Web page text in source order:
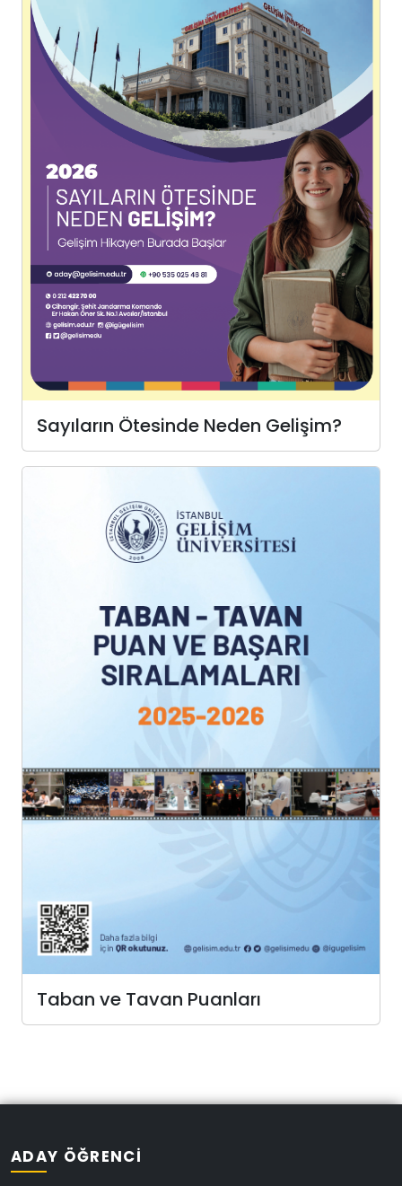
Sayıların Ötesinde Neden Gelişim?
Taban ve Tavan Puanları
ADAY ÖĞRENCI